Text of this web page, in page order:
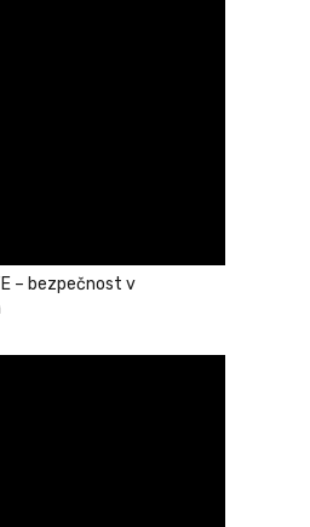
– bezpečnost v